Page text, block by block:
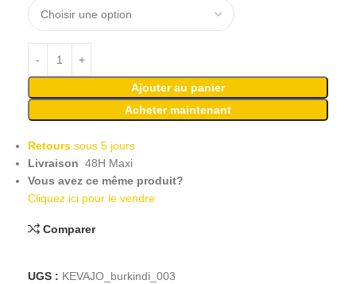
Ajouter au panier
Acheter maintenant
Retours sous 5 jours
Livraison 48H Maxi
Vous avez ce même produit?
Cliquez ici pour le vendre
Comparer
UGS : KEVAJO_burkindi_003